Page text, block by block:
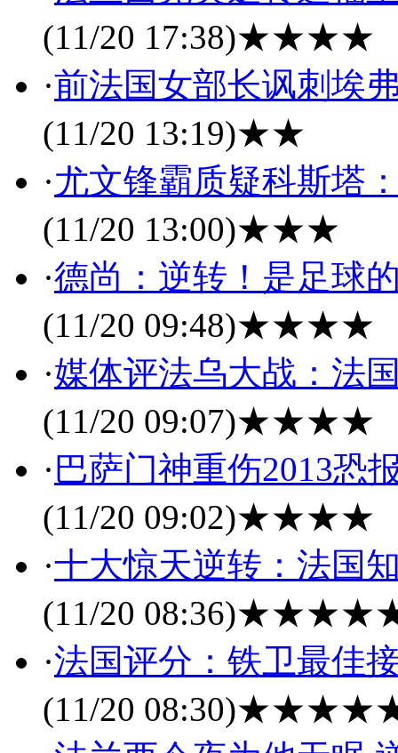
(11/20 17:38)★★★★
·前法国女部长讽刺埃
(11/20 13:19)★★
·尤文锋霸质疑科斯塔
(11/20 13:00)★★★
·德尚：逆转！是足球
(11/20 09:48)★★★★
·媒体评法乌大战：法
(11/20 09:07)★★★★
·巴萨门神重伤2013恐
(11/20 09:02)★★★★
·十大惊天逆转：法国
(11/20 08:36)
·法国评分：铁卫最佳
(11/20 08:30)